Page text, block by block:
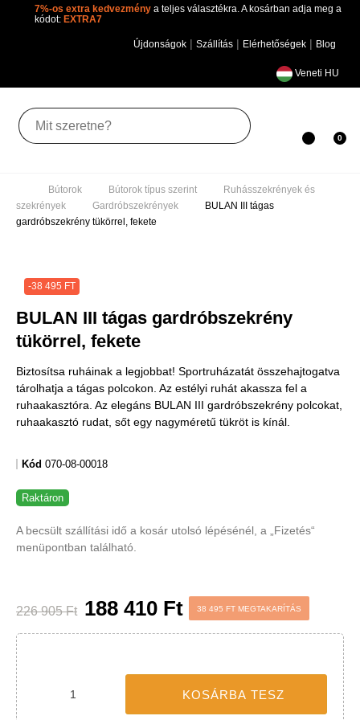
7%-os extra kedvezménya teljes választékra. A kosárban adja
meg a kódot:
Újdonságok|Szállítás| Elérhetőségek| Blog
Veneti HU
Bútorok
és szekrények
Gardróbszekrények
BULAN III tágas
gardróbszekrény tükörrel, fekete
-38 495 FT
Jobb funkciók, testre szabott
tartalom és adatvédelem
fogadja el a beállításokat.
Mindet elutasítani | Süti beállítások